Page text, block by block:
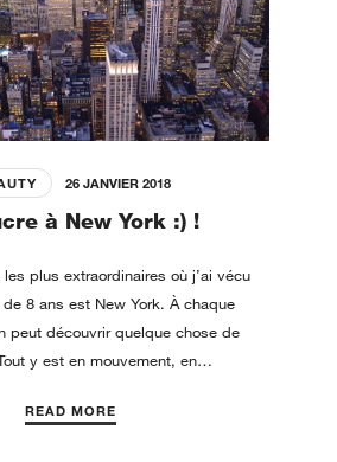
26 JANVIER 2018
à New York :) !
les plus extraordinaires où j’ai vécu
8 ans est New York. À chaque
peut découvrir quelque chose de
y est en mouvement, en…
READ MORE